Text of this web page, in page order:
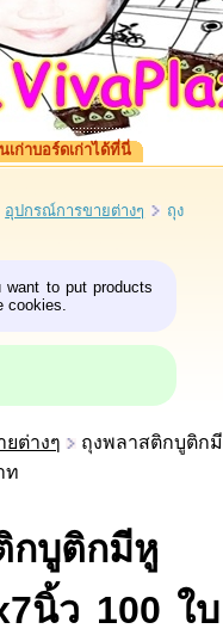
เก่าบอร์ดเก่าได้ที่นี่
อุปกรณ์การขายต่างๆ
ถุง
to put products
cookies.
ต่างๆ
ถุงพลาสติกบูติกมี
ท
กบูติกมีหู
นิ้ว 100 ใบ